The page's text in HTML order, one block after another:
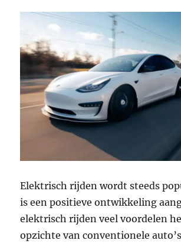
Elektrisch rijden wordt steeds
is een positieve ontwikkeling
elektrisch rijden veel voordelen
opzichte van conventionele